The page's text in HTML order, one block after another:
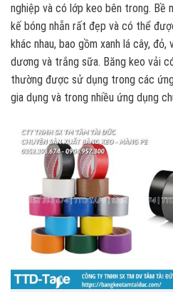
nghiệp và có lớp keo bên trong. Bề
kế bóng nhẵn rất đẹp và có thể
khác nhau, bao gồm xanh lá cây, đỏ,
dương và trắng sữa. Băng keo vải
thường được sử dụng trong các
gia dụng và trong nhiều ứng dụng